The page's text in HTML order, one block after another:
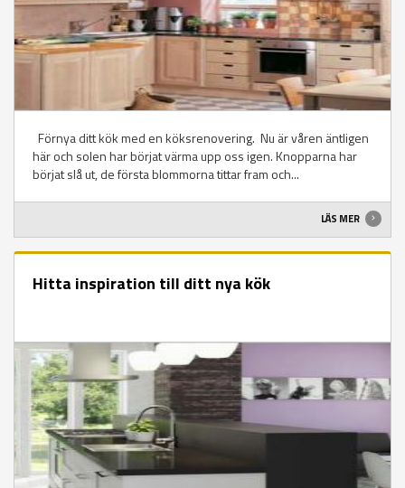
Förnya ditt kök med en köksrenovering. Nu är våren äntligen
här och solen har börjat värma upp oss igen. Knopparna har
börjat slå ut, de första blommorna tittar fram och...
LÄS MER
Hitta inspiration till ditt nya kök